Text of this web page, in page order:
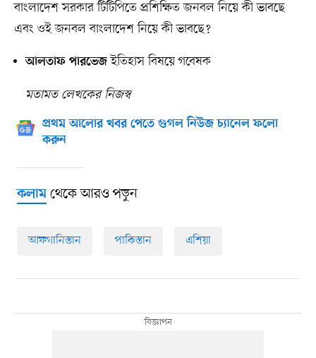
বাংলাদেশ সরকার টিটিপিতে প্রশিক্ষিত জনবল নিয়ে কী ভাবছে
এবং ওই জনবল বাংলাদেশ নিয়ে কী ভাবছে?
আলতাফ পারভেজইতিহাস বিষয়ে গবেষক
মতামত লেখকের নিজস্ব
প্রথম আলোর খবর পেতে গুগল নিউজ চ্যানেল ফলো
করুন
কলামথেকে আরও পড়ুন
আফগানিস্তান পাকিস্তান এশিয়া